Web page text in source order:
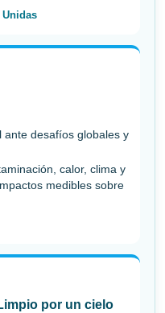
ante desafíos globales y
calor, clima y
medibles sobre
por un cielo